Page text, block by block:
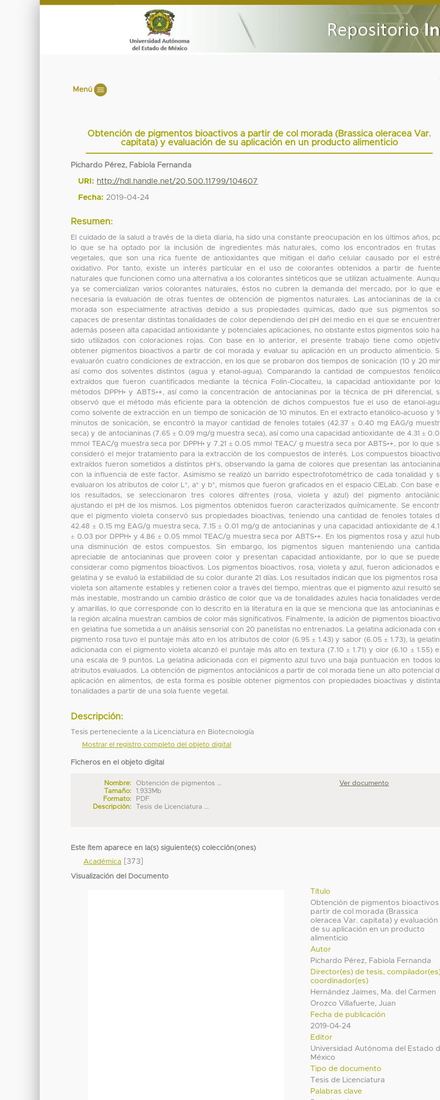
Menú
Obtención de pigmentos bioactivos a partir de col morada (Brassica oleracea Var.
capitata) y evaluación de su aplicación en un producto alimenticio
Pichardo Pérez, Fabiola Fernanda
URI: http://hdl.handle.net/20.500.11799/104607
Fecha: 2019-04-24
Resumen:
El cuidado de la salud a través de la dieta diaria, ha sido una constante preocupación en los últimos años,
lo que se ha optado por la inclusión de ingredientes más naturales, como los encontrados en frutas
vegetales, que son una rica fuente de antioxidantes que mitigan el daño celular causado por el
oxidativo. Por tanto, existe un interés partícular en el uso de colorantes obtenidos a partir de
naturales que funcionen como una alternativa a los colorantes sintéticos que se utilizan actualmente.
ya se comercializan varios colorantes naturales, éstos no cubren la demanda del mercado, por lo que
necesaria la evaluación de otras fuentes de obtención de pigmentos naturales. Las antocianinas de la
morada son especialmente atractivas debido a sus propiedades químicas, dado que sus pigmentos
capaces de presentar distintas tonalidades de color dependiendo del pH del medio en el que se
además poseen alta capacidad antioxidante y potenciales aplicaciones, no obstante estos pigmentos solo
sido utilizados con coloraciones rojas. Con base en lo anterior, el presente trabajo tiene como
obtener pigmentos bioactivos a partir de col morada y evaluar su aplicación en un producto alimenticio.
evaluarón cuatro condiciones de extracción, en los que se probaron dos tiempos de sonicación (10 y 20
así como dos solventes distintos (agua y etanol-agua). Comparando la cantidad de compuestos
extraídos que fueron cuantificados mediante la técnica Folin-Ciocalteu, la capacidad antioxidante por
métodos DPPH• y ABTS•+, así como la concentración de antocianinas por la técnica de pH diferencial,
observó que el método más eficiente para la obtención de dichos compuestos fue el uso de etanol-
como solvente de extracción en un tiempo de sonicación de 10 minutos. En el extracto etanólico-acuoso y
minutos de sonicación, se encontró la mayor cantidad de fenoles totales (42.37 ± 0.40 mg EAG/g
seca) y de antocianinas (7.65 ± 0.09 mg/g muestra seca), así como una capacidad antioxidante de 4.31 ±
mmol TEAC/g muestra seca por DPPH• y 7.21 ± 0.05 mmol TEAC/ g muestra seca por ABTS•+, por lo que
consideró el mejor tratamiento para la extracción de los compuestos de interés. Los compuestos
extraídos fueron sometidos a distintos pH’s, observando la gama de colores que presentan las
con la influencia de este factor. Asimismo se realizó un barrido espectrofotométrico de cada tonalidad y
evaluaron los atributos de color L*, a* y b*, mismos que fueron graficados en el espacio CIELab. Con base
los resultados, se seleccionaron tres colores difrentes (rosa, violeta y azul) del pigmento
ajustando el pH de los mismos. Los pigmentos obtenidos fueron caracterizados químicamente. Se
que el pigmento violeta conservó sus propiedades bioactivas, teniendo una cantidad de fenoles totales
42.48 ± 0.15 mg EAG/g muestra seca, 7.15 ± 0.01 mg/g de antocianinas y una capacidad antioxidante de
± 0.03 por DPPH• y 4.86 ± 0.05 mmol TEAC/g muestra seca por ABTS•+. En los pigmentos rosa y azul
una disminución de estos compuestos. Sin embargo, los pigmentos siguen manteniendo una
apreciable de antocianinas que proveen color y presentan capacidad antioxidante, por lo que se
considerar como pigmentos bioactivos. Los pigmentos bioactivos, rosa, violeta y azul, fueron adicionados
gelatina y se evaluó la estabilidad de su color durante 21 días. Los resultados indican que los pigmentos rosa
violeta son altamente estables y retienen color a través del tiempo, mientras que el pigmento azul resultó
más inestable, mostrando un cambio drástico de color que va de tonalidades azules hacia tonalidades
y amarillas, lo que corresponde con lo descrito en la literatura en la que se menciona que las antocianinas
la región alcalina muestran cambios de color más significativos. Finalmente, la adición de pigmentos
en gelatina fue sometida a un análisis sensorial con 20 panelistas no entrenados. La gelatina adicionada con
pigmento rosa tuvo el puntaje más alto en los atributos de color (6.95 ± 1.43) y sabor (6.05 ± 1.73), la
adicionada con el pigmento violeta alcanzó el puntaje más alto en textura (7.10 ± 1.71) y olor (6.10 ± 1.55)
una escala de 9 puntos. La gelatina adicionada con el pigmento azul tuvo una baja puntuación en todos
atributos evaluados. La obtención de pigmentos antociánicos a partir de col morada tiene un alto potencial
aplicación en alimentos, de esta forma es posible obtener pigmentos con propiedades bioactivas y
tonalidades a partir de una sola fuente vegetal.
Descripción:
Tesis perteneciente a la Licenciatura en Biotecnología
Mostrar el registro completo del objeto digital
Ficheros en el objeto digital
Nombre:
Obtención de pigmentos ...
Tamaño:
1.933Mb
Formato:
PDF
Descripción:
Tesis de Licenciatura ...
Ver documento
Este ítem aparece en la(s) siguiente(s) colección(ones)
Académica [373]
Visualización del Documento
Título
Obtención de pigmentos bioactivos
partir de col morada (Brassica
oleracea Var. capitata) y evaluación
de su aplicación en un producto
alimenticio
Autor
Pichardo Pérez, Fabiola Fernanda
Director(es) de tesis,
coordinador(es)
Hernández Jaimes, Ma. del Carmen
Orozco Villafuerte, Juan
Fecha de publicación
2019-04-24
Editor
Universidad Autónoma del Estado
México
Tipo de documento
Tesis de Licenciatura
Palabras clave